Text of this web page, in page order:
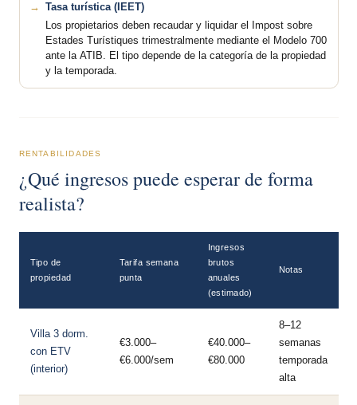
Tasa turística (IEET)
Los propietarios deben recaudar y liquidar el Impost sobre
Estades Turístiques trimestralmente mediante el Modelo 700
ante la ATIB. El tipo depende de la categoría de la propiedad
y la temporada.
RENTABILIDADES
¿Qué ingresos puede esperar de forma
realista?
Tipo de
propiedad
Tarifa semana
punta
Ingresos
brutos
anuales
(estimado)
Notas
Villa 3 dorm.
con ETV
(interior)
€3.000–
€6.000/sem
€40.000–
€80.000
8–12
semanas
temporada
alta